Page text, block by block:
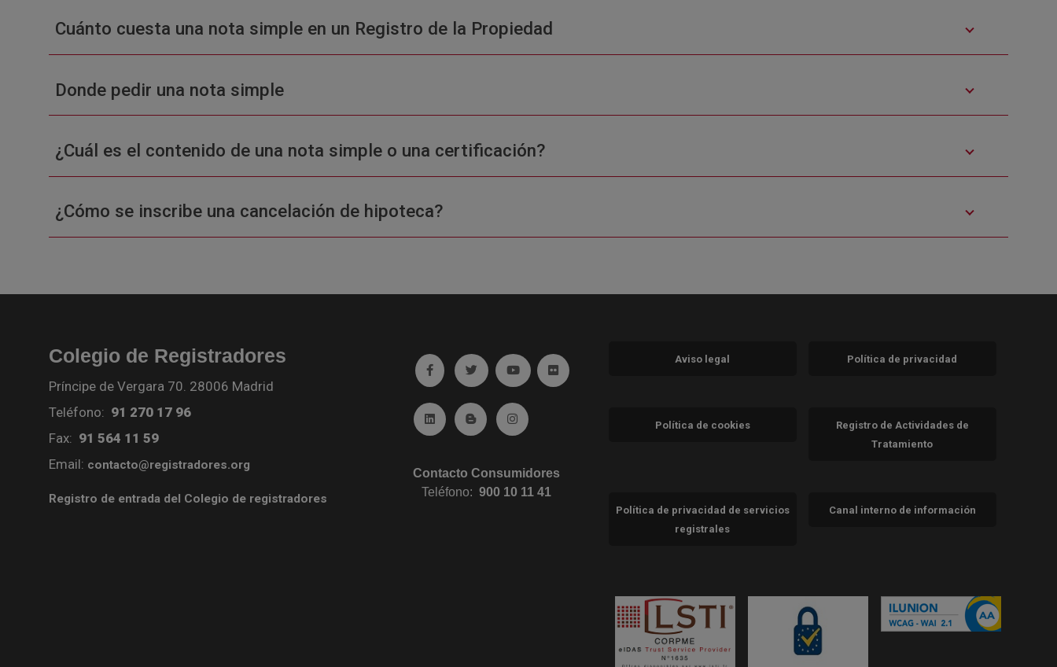
Cuánto cuesta una nota simple en un Registro de la Propiedad
Donde pedir una nota simple
¿Cuál es el contenido de una nota simple o una certificación?
¿Cómo se inscribe una cancelación de hipoteca?
Colegio de Registradores
Príncipe de Vergara 70. 28006 Madrid
Teléfono: 91 270 17 96
Fax: 91 564 11 59
Email: contacto@registradores.org
Registro de entrada del Colegio de registradores
Ir a facebook (abre en ventana nueva)
Ir a twitter (abre en ventana nueva)
Ir a YouTube (abre en ventana nueva)
Ir a Flickr (abre en ventana nueva)
Ir a Linkedin (abre en ventana nueva)
Ir al Blog (abre en ventana nueva)
Ir a Instagram (abre en ventana nueva)
Contacto Consumidores
Teléfono:900 10 11 41
Aviso legal Política de privacidad
Política de cookies
Registro de Actividades de
Tratamiento
Política de privacidad de servicios
registrales
Canal interno de información